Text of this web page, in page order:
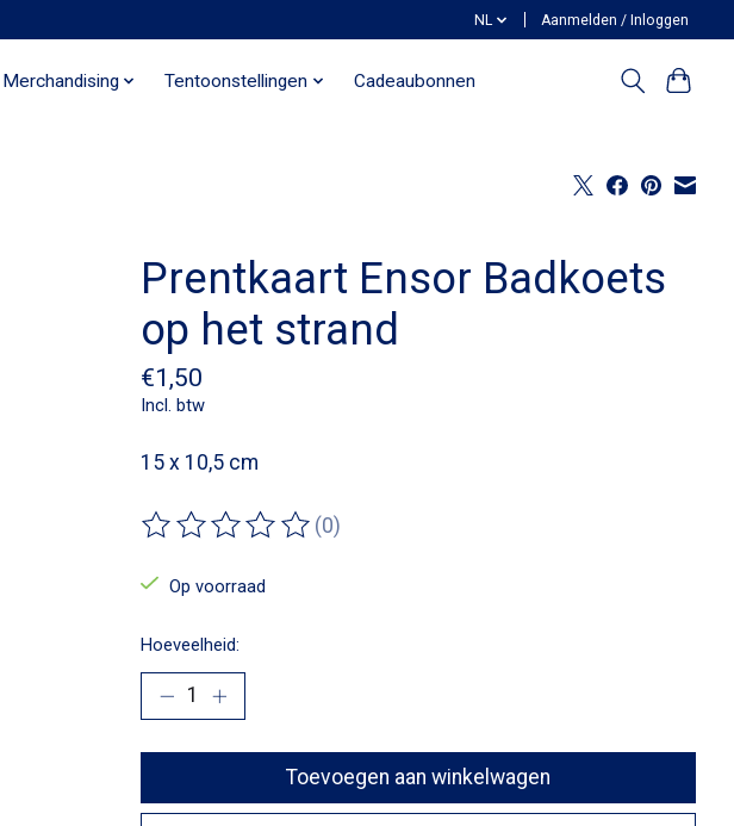
NL Aanmelden / Inloggen
Merchandising Tentoonstellingen Cadeaubonnen
Prentkaart Ensor Badkoets
op het strand
€1,50
Incl. btw
15 x 10,5 cm
De beoordeling van dit product is
(0)
Op voorraad
Hoeveelheid:
Toevoegen aan winkelwagen